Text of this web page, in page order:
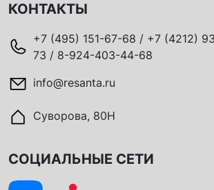
КОНТАКТЫ
+7 (495) 151-67-68 / +7 (4212)
73 / 8-924-403-44-68
info@resanta.ru
Суворова, 80Н
СОЦИАЛЬНЫЕ СЕТИ